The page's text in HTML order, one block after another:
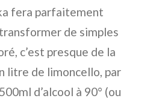
fera parfaitement
de simples
c’est presque de la
litre de limoncello, par
d’alcool à 90° (ou